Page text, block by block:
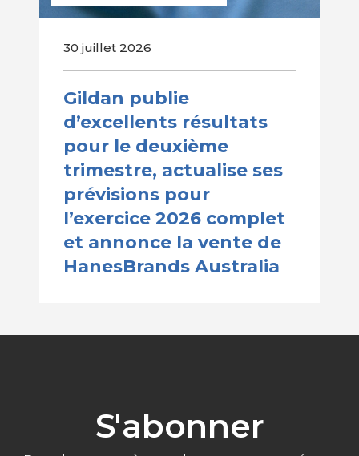
30 juillet 2026
Gildan publie
d’excellents résultats
pour le deuxième
trimestre, actualise ses
prévisions pour
l’exercice 2026 complet
et annonce la vente de
HanesBrands Australia